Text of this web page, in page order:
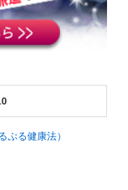
ぷる健康法）